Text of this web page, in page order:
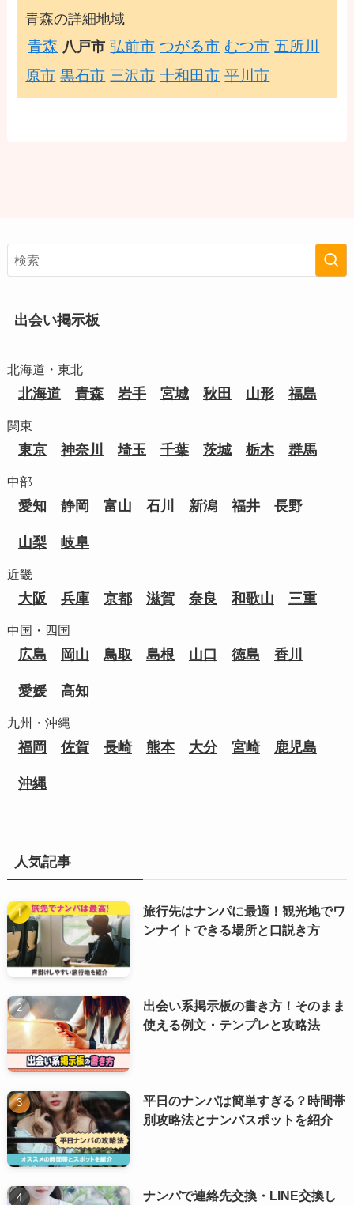
青森の詳細地域
青森 八戸市 弘前市 つがる市 むつ市 五所川
原市 黒石市 三沢市 十和田市 平川市
出会い掲示板
北海道・東北
北海道 青森 岩手 宮城 秋田 山形 福島
関東
東京 神奈川 埼玉 千葉 茨城 栃木 群馬
中部
愛知 静岡 富山 石川 新潟 福井 長野
山梨 岐阜
近畿
大阪 兵庫 京都 滋賀 奈良 和歌山 三重
中国・四国
広島 岡山 鳥取 島根 山口 徳島 香川
愛媛 高知
九州・沖縄
福岡 佐賀 長崎 熊本 大分 宮崎 鹿児島
沖縄
人気記事
旅行先はナンパに最適！観光地でワ
ンナイトできる場所と口説き方
出会い系掲示板の書き方！そのまま
使える例文・テンプレと攻略法
平日のナンパは簡単すぎる？時間帯
別攻略法とナンパスポットを紹介
ナンパで連絡先交換・LINE交換し